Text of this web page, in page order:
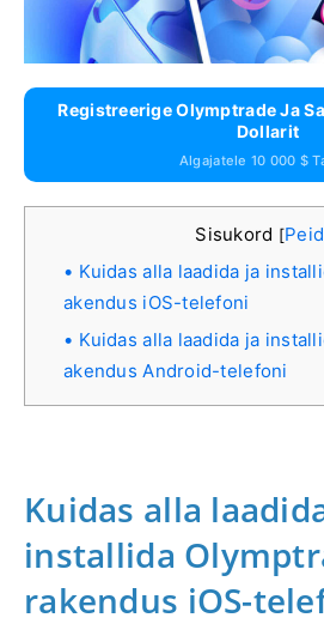
Registreerige Olymptrade Ja
Dollarit
Algajatele 10 000 $
Sisukord [
Kuidas alla laadida ja
akendus iOS-telefoni
Kuidas alla laadida ja
akendus Android-telefoni
Kuidas alla
installida
rakendus iOS-